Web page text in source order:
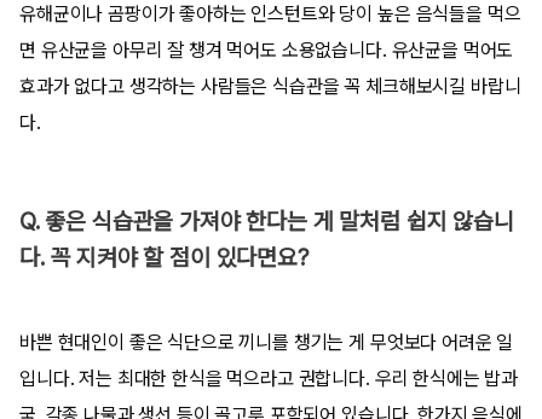
유해균이나 곰팡이가 좋아하는 인스턴트와 당이 높은 음식들을 먹으
면 유산균을 아무리 잘 챙겨 먹어도 소용없습니다. 유산균을 먹어도
효과가 없다고 생각하는 사람들은 식습관을 꼭 체크해보시길 바랍니
다.
Q. 좋은 식습관을 가져야 한다는 게 말처럼 쉽지 않습니
다. 꼭 지켜야 할 점이 있다면요?
바쁜 현대인이 좋은 식단으로 끼니를 챙기는 게 무엇보다 어려운 일
입니다. 저는 최대한 한식을 먹으라고 권합니다. 우리 한식에는 밥과